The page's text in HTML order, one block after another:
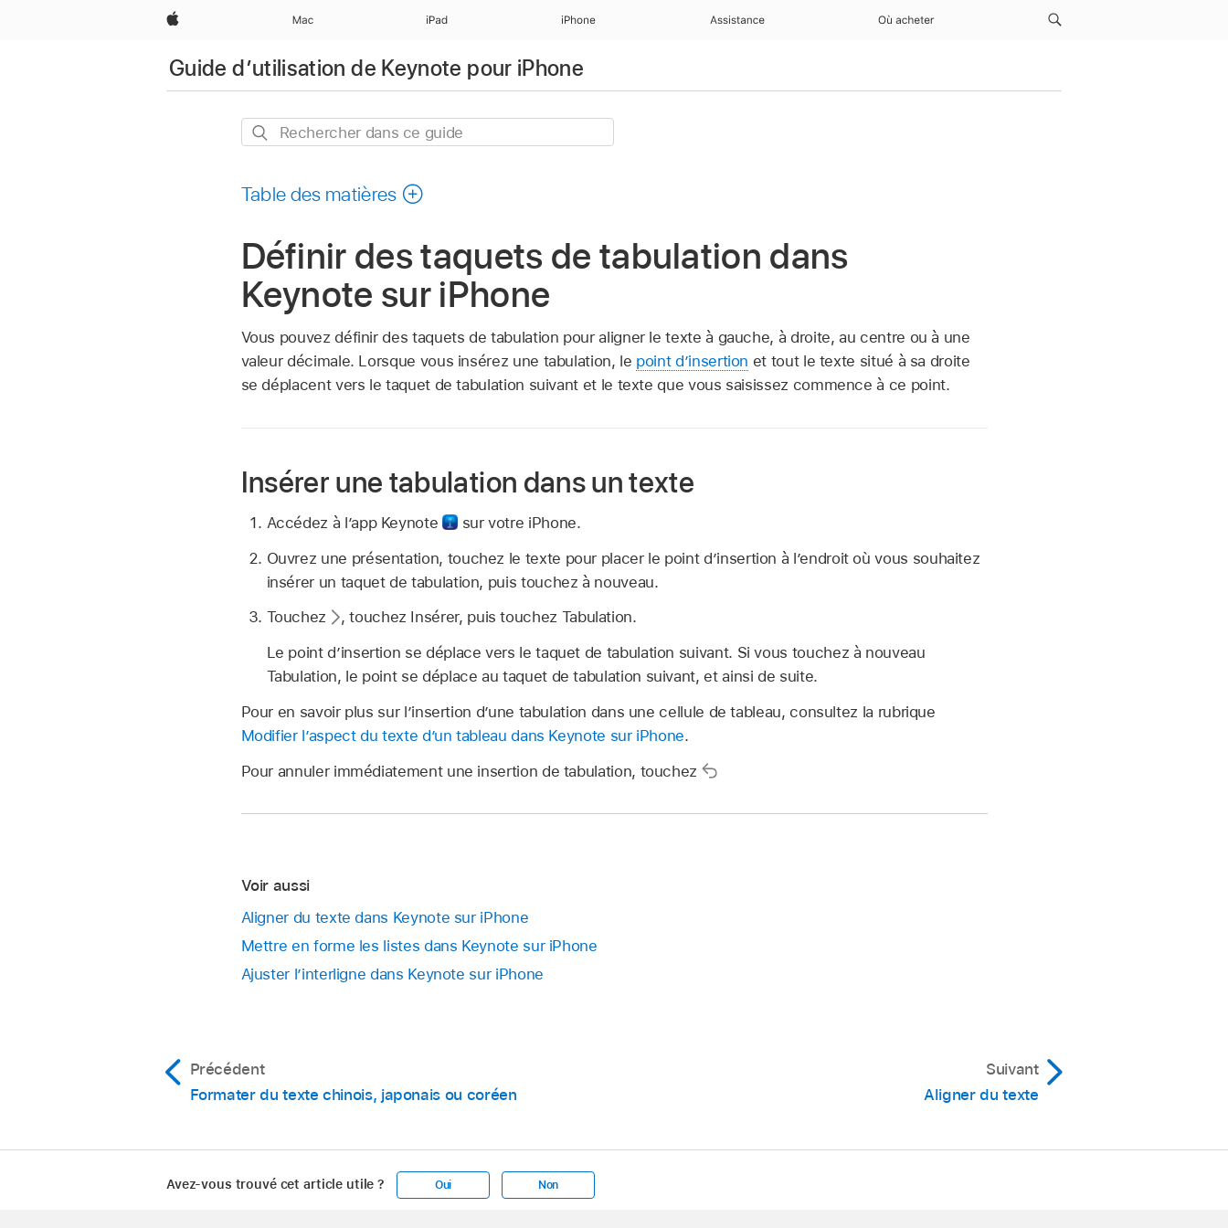
Apple Mac iPad iPhone Assistance Où acheter
Guide d’utilisation de Keynote pour iPhone
Rechercher
guide
Table des matières
Définir des taquets de tabulation dans
Keynote sur iPhone
Vous pouvez définir des taquets de tabulation pour aligner le texte à gauche, à droite, au centre ou à une
valeur décimale. Lorsque vous insérez une tabulation, le point d’insertion et tout le texte situé à sa droite
se déplacent vers le taquet de tabulation suivant et le texte que vous saisissez commence à ce point.
Insérer une tabulation dans un texte
Accédez à l’app Keynote
sur votre iPhone.
Ouvrez une présentation, touchez le texte pour placer le point d’insertion à l’endroit où vous souhaitez
insérer un taquet de tabulation, puis touchez à nouveau.
Touchez
,touchez Insérer, puis touchez Tabulation.
Le point d’insertion se déplace vers le taquet de tabulation suivant. Si vous touchez à nouveau
Tabulation, le point se déplace au taquet de tabulation suivant, et ainsi de suite.
Pour en savoir plus sur l’insertion d’une tabulation dans une cellule de tableau, consultez la rubrique
Modifier l’aspect du texte d’un tableau dans Keynote sur iPhone.
Pour annuler immédiatement une insertion de tabulation, touchez
Voir aussi
Aligner du texte dans Keynote sur iPhone
Mettre en forme les listes dans Keynote sur iPhone
Ajuster l’interligne dans Keynote sur iPhone
Précédent
Formater du texte chinois, japonais ou coréen
Suivant
Aligner du texte
Avez-vous trouvé cet article utile ? Oui Non